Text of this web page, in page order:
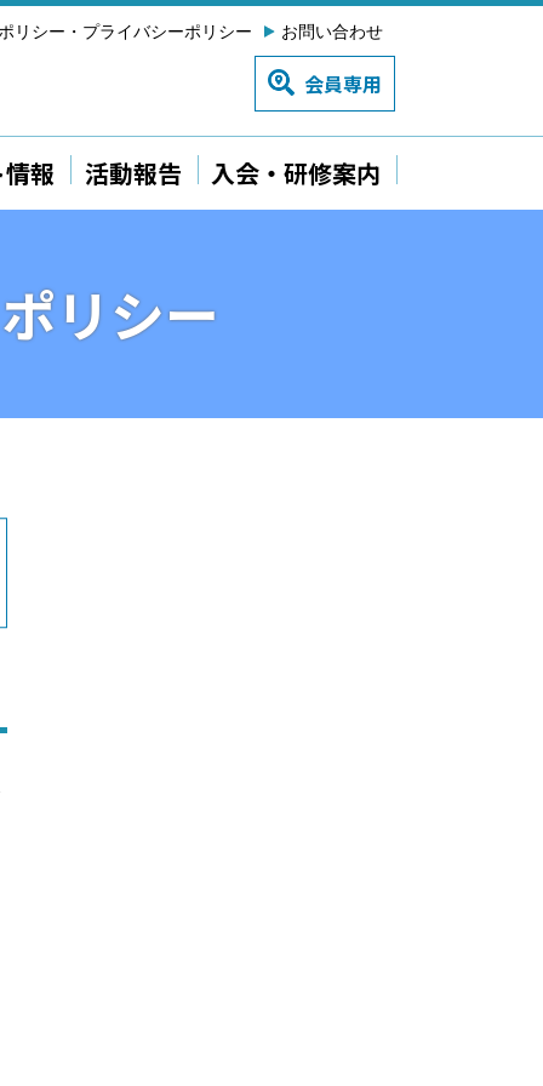
リシー・プライバシーポリシー お問い合わせ
会員専用
報 活動報告 入会・研修案内
リシー